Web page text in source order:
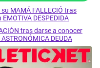
MAMÁ FALLECIÓ tras
DESPEDIDA
tras darse a conocer
DEUDA